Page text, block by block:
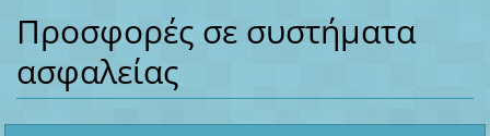
Προσφορές σε συστήματα
ασφαλείας